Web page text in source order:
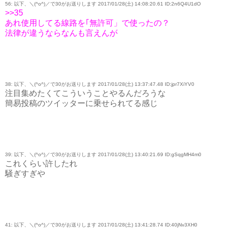
56: 以下、＼(^o^)／で30がお送りします 2017/01/28(土) 14:08:20.61 ID:2n6Q4U1dO
>>35
あれ使用してる線路を｢無許可」で使ったの？
法律が違うならなんも言えんが
38: 以下、＼(^o^)／で30がお送りします 2017/01/28(土) 13:37:47.48 ID:jpr7XiYV0
注目集めたくてこういうことやるんだろうな
簡易投稿のツイッターに乗せられてる感じ
39: 以下、＼(^o^)／で30がお送りします 2017/01/28(土) 13:40:21.69 ID:gSqgMH4m0
これくらい許したれ
騒ぎすぎや
41: 以下、＼(^o^)／で30がお送りします 2017/01/28(土) 13:41:28.74 ID:40jNv3XH0